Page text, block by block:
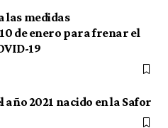
las medidas
de enero para frenar el
19
año 2021 nacido en la Safor